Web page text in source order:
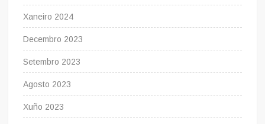
Xaneiro 2024
Decembro 2023
Setembro 2023
Agosto 2023
Xuño 2023